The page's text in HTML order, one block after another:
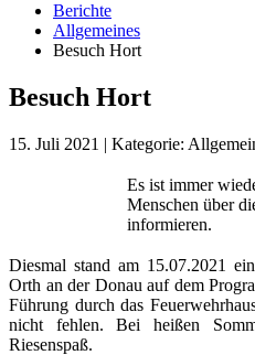
Berichte
Allgemeines
Besuch Hort
Besuch Hort
15. Juli 2021 | Kategorie:
Es ist immer
Menschen über
informieren.
Diesmal stand am 15.07.2021
Orth an der Donau auf dem
Führung durch das
nicht fehlen. Bei heißen
Riesenspaß.